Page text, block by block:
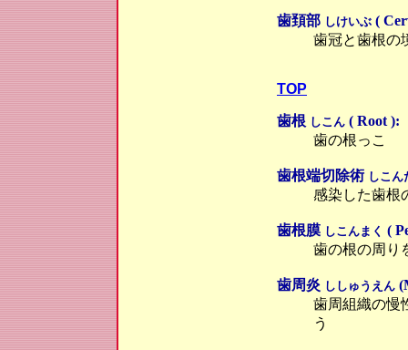
歯頚部 しけいぶ (
歯冠と歯根の
TOP
歯根 しこん ( Root ):
歯の根っこ
歯根端切除術 しこん
感染した歯根
歯根膜 しこんまく (
歯の根の周り
歯周炎 ししゅうえん
歯周組織の慢
う